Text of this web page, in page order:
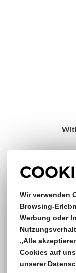
Wir verwenden
Browsing-
Werbung oder
„Alle
Cookies auf
unserer